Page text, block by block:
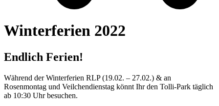
Winterferien 2022
Endlich Ferien!
Während der Winterferien RLP (19.02. – 27.02.) & an
Rosenmontag und Veilchendienstag könnt Ihr den Tolli-Park täglich
ab 10:30 Uhr besuchen.